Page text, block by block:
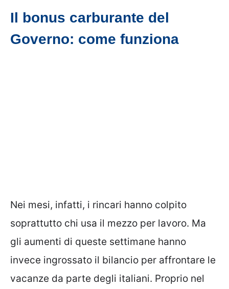
Il bonus carburante del
Governo: come funziona
Nei mesi, infatti, i rincari hanno colpito
soprattutto chi usa il mezzo per lavoro. Ma
gli aumenti di queste settimane hanno
invece ingrossato il bilancio per affrontare le
vacanze da parte degli italiani. Proprio nel